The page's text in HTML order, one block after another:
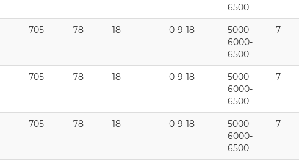
6500
705 78 18 0-9-18
5000-
6000-
6500
7
705 78 18 0-9-18
5000-
6000-
6500
7
705 78 18 0-9-18
5000-
6000-
6500
7